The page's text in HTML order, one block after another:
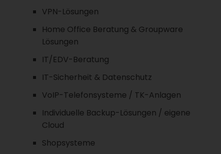
VPN-Lösungen
Home Office Beratung & Groupware
Lösungen
IT/EDV-Beratung
IT-Sicherheit & Datenschutz
VoIP-Telefonsysteme / TK-Anlagen
Individuelle Backup-Lösungen / eigene
Cloud
Shopsysteme